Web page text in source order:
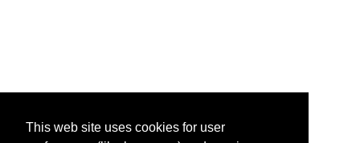
This web site uses cookies for user